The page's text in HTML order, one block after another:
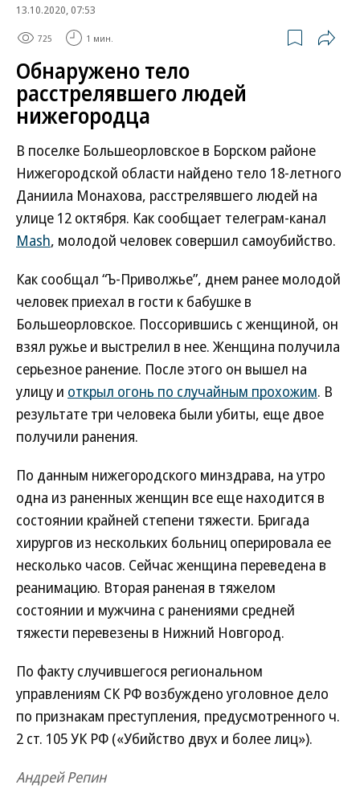
13.10.2020, 07:53
725 1 мин.
Обнаружено тело
расстрелявшего людей
нижегородца
В поселке Большеорловское в Борском районе
Нижегородской области найдено тело 18-летного
Даниила Монахова, расстрелявшего людей на
улице 12 октября. Как сообщает телеграм-канал
Mash, молодой человек совершил самоубийство.
Как сообщал “Ъ-Приволжье”, днем ранее молодой
человек приехал в гости к бабушке в
Большеорловское. Поссорившись с женщиной, он
взял ружье и выстрелил в нее. Женщина получила
серьезное ранение. После этого он вышел на
улицу и открыл огонь по случайным прохожим. В
результате три человека были убиты, еще двое
получили ранения.
По данным нижегородского минздрава, на утро
одна из раненных женщин все еще находится в
состоянии крайней степени тяжести. Бригада
хирургов из нескольких больниц оперировала ее
несколько часов. Сейчас женщина переведена в
реанимацию. Вторая раненая в тяжелом
состоянии и мужчина с ранениями средней
тяжести перевезены в Нижний Новгород.
По факту случившегося региональном
управлениям СК РФ возбуждено уголовное дело
по признакам преступления, предусмотренного ч.
2 ст. 105 УК РФ («Убийство двух и более лиц»).
Андрей Репин